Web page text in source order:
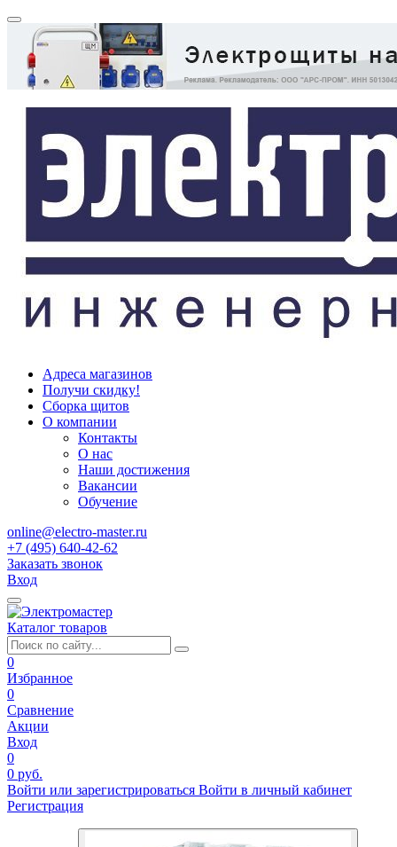
Адреса магазинов
Получи скидку!
Сборка щитов
О компании
Контакты
О нас
Наши достижения
Вакансии
Обучение
online@electro-master.ru
+7 (495) 640-42-62
Заказать звонок
Вход
Каталог товаров
0
Избранное
0
Сравнение
Акции
Вход
0
0 руб.
Войти или зарегистрироваться Войти в личный кабинет
Регистрация